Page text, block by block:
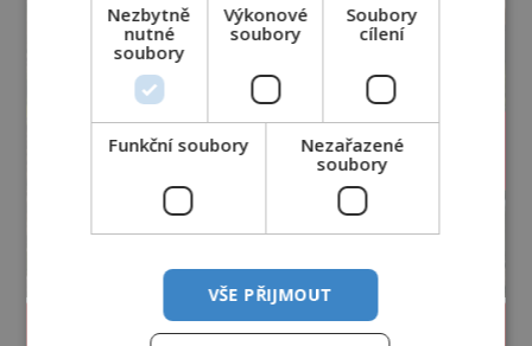
PROLISTOVAT ČASOPIS
Nezbytně
nutné
soubory
Výkonové
soubory
Soubory
cílení
Funkční soubory
Nezařazené
soubory
VŠE PŘIJMOUT